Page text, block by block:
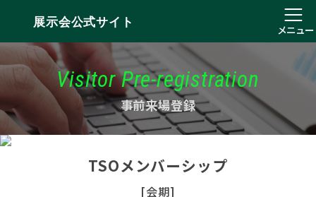
展示会公式サイト
メニュー
Visitor Pre-registration
事前来場登録
TSOメンバーシップ
[会期]